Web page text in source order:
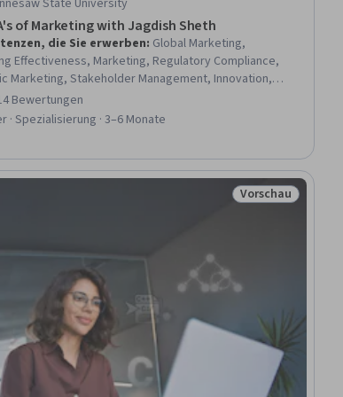
State University
of Marketing with Jagdish Sheth
die Sie erwerben: Global Marketing,
Effectiveness, Marketing, Regulatory Compliance,
Marketing, Stakeholder Management, Innovation,
Communications, Corporate Sustainability,
Strategies, Stakeholder Engagement, Stakeholder
Business Strategy, Business
4,7 von 5 Sternen
Bewertungen
· Spezialisierung · 3–6 Monate
Status: Vorschau
Vorschau